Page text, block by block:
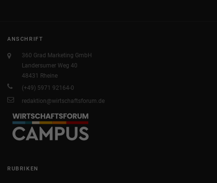
ANSCHRIFT
360 Grad Marketing GmbH
Landersumer Weg 40
48431 Rheine
(+49) 5971 92164-0
redaktion@wirtschaftsforum.de
RUBRIKEN